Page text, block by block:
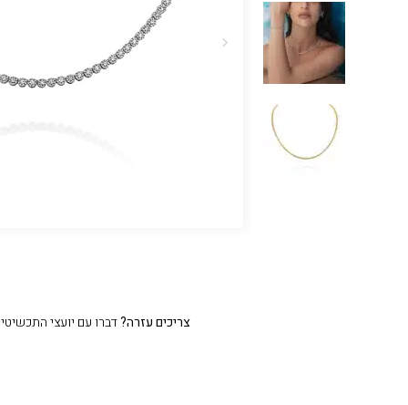
צריכים עזרה?דברו עם יועצי התכשיטים